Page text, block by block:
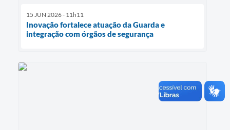
15 JUN 2026 - 11h11
Inovação fortalece atuação da Guarda e
integração com órgãos de segurança